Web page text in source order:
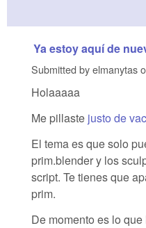
Ya estoy aquí de
Submitted byelmanytas
Holaaaaa
Me pillaste justo de
El tema es que solo
prim.blender y los
script. Te tienes que
prim.
De momento es lo que